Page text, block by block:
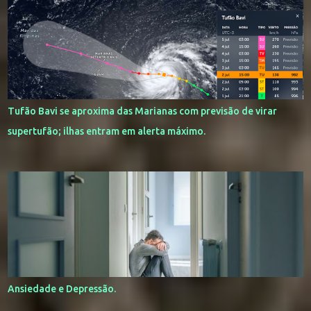
Tufão Bavi se aproxima das Marianas com previsão de virar
supertufão; ilhas entram em alerta máximo.
Ansiedade e Depressão.